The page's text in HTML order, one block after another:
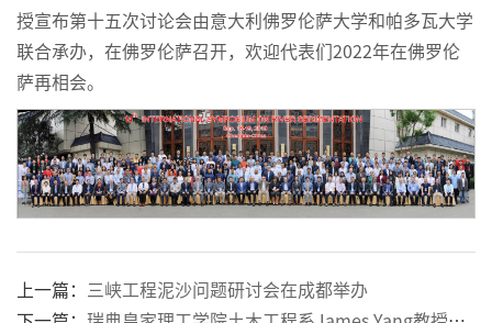
授宣布第十五次讨论会由意大利佛罗伦萨大学和帕多瓦大学
联合承办，在佛罗伦萨召开，欢迎代表们2022年在佛罗伦
萨再相会。
上一篇：
三峡工程泥沙问题研讨会在成都举办